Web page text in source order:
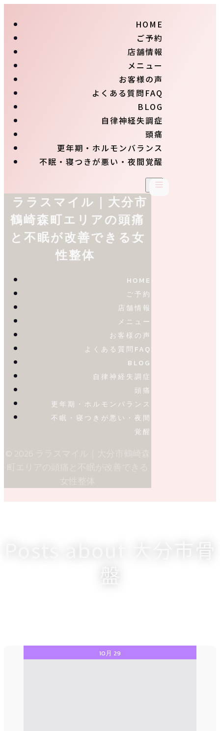
HOME
ご予約
店舗情報
メニュー
お客様の声
よくある質問FAQ
BLOG
自律神経失調症
頭痛
更年期・ホルモンバランス
不眠・寝つきが悪い・夜間覚醒
ララスマイル｜大分市
鶴崎森町エリアの頭痛
と不眠が改善できる女
性整体
HOME
ご予約
店舗情報
メニュー
お客様の声
よくある質問FAQ
BLOG
自律神経失調症
頭痛
更年期・ホルモンバランス
不眠・寝つきが悪い・夜間
覚醒
Posts about 大分市骨
盤
10月 29